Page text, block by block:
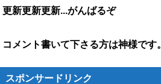
【悲報】ディズニーのおいなり巻（600
海外「日本人はなんて気高いんだ！
姿に世界が衝撃 NEW!
【動画】これはお見事。中国重慶市で
海外「日本は戦勝国なんだよ」 戦後
更新更新更新...がんばるぞ
コメント書いて下さる方は神様です。
スポンサードリンク